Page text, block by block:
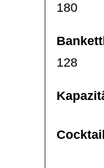
180
128